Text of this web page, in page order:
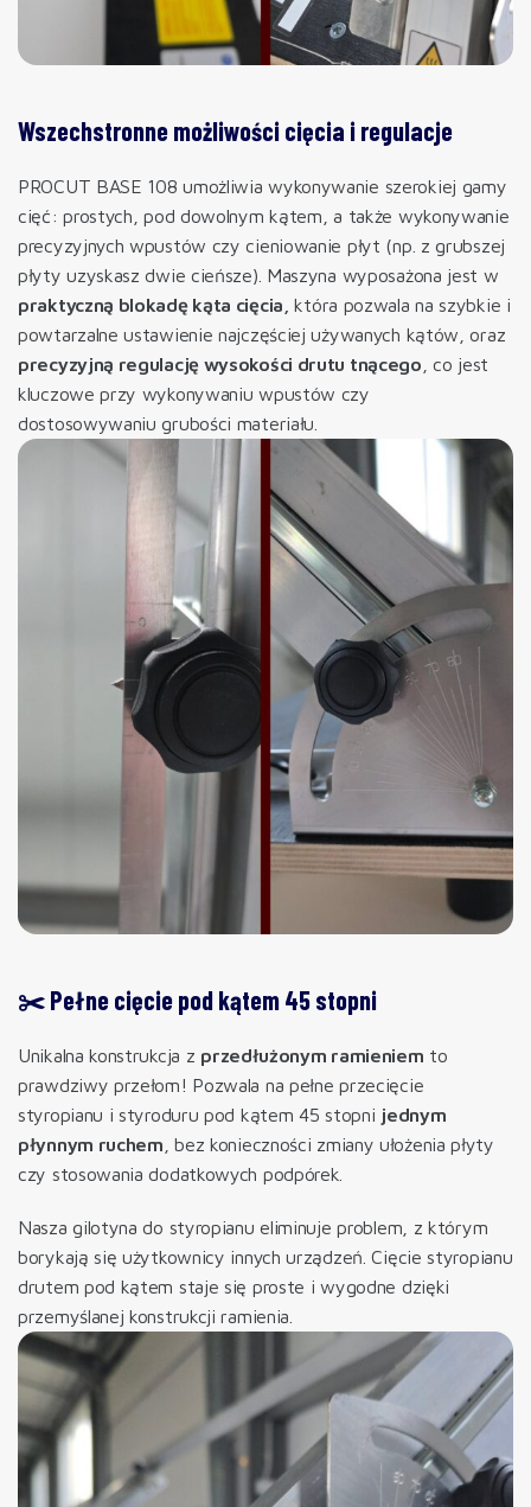
Wszechstronne możliwości cięcia i regulacje
PROCUT BASE 108 umożliwia wykonywanie szerokiej gamy
cięć: prostych, pod dowolnym kątem, a także wykonywanie
precyzyjnych wpustów czy cieniowanie płyt (np. z grubszej
płyty uzyskasz dwie cieńsze). Maszyna wyposażona jest w
praktyczną blokadę kąta cięcia, która pozwala na szybkie i
powtarzalne ustawienie najczęściej używanych kątów, oraz
precyzyjną regulację wysokości drutu tnącego , co jest
kluczowe przy wykonywaniu wpustów czy
dostosowywaniu grubości materiału.
✂️ Pełne cięcie pod kątem 45 stopni
Unikalna konstrukcja z przedłużonym ramieniem to
prawdziwy przełom! Pozwala na pełne przecięcie
styropianu i styroduru pod kątem 45 stopni jednym
płynnym ruchem , bez konieczności zmiany ułożenia płyty
czy stosowania dodatkowych podpórek.
Nasza gilotyna do styropianu eliminuje problem, z którym
borykają się użytkownicy innych urządzeń. Cięcie styropianu
drutem pod kątem staje się proste i wygodne dzięki
przemyślanej konstrukcji ramienia.